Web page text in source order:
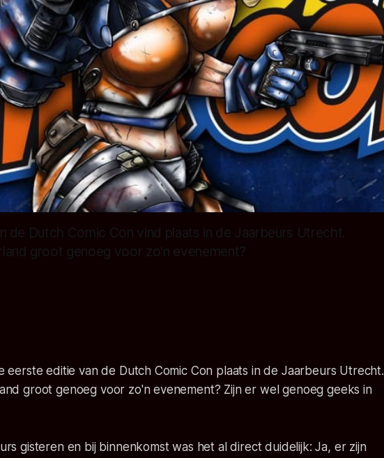
de Dutch Comic Con vind plaats in de Jaarbeurs Utrecht.
groot genoeg voor zo'n evenement?
eerste editie van de Dutch Comic Con plaats in de Jaarbeurs Utrecht.
groot genoeg voor zo'n evenement? Zijn er wel genoeg geeks in
gisteren en bij binnenkomst was het al direct duidelijk: Ja, er zijn